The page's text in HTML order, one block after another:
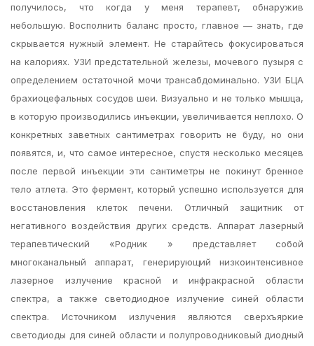
получилось, что когда у меня терапевт, обнаружив
небольшую. Восполнить баланс просто, главное — знать, где
скрывается нужный элемент. Не старайтесь фокусироваться
на калориях. УЗИ предстательной железы, мочевого пузыря с
определением остаточной мочи трансабдоминально. УЗИ БЦА
брахиоцефальных сосудов шеи. Визуально и не только мышца,
в которую производились инъекции, увеличивается неплохо. О
конкретных заветных сантиметрах говорить не буду, но они
появятся, и, что самое интересное, спустя несколько месяцев
после первой инъекции эти сантиметры не покинут бренное
тело атлета. Это фермент, который успешно используется для
восстановления клеток печени. Отличный защитник от
негативного воздействия других средств. Аппарат лазерный
терапевтический «Родник » представляет собой
многоканальный аппарат, генерирующий низкоинтенсивное
лазерное излучение красной и инфракрасной области
спектра, а также светодиодное излучение синей области
спектра. Источником излучения являются сверхъяркие
светодиоды для синей области и полупроводниковый диодный